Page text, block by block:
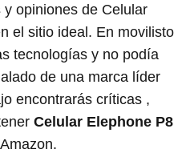
opiniones de Celular
el sitio ideal. En movilisto
tecnologías y no podía
de una marca líder
encontrarás críticas ,
Celular Elephone P8